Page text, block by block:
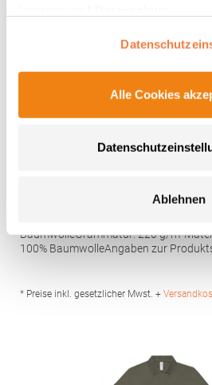
Alle Cookies
Ablehnen
Hochwertig verarbeitete Knopfleiste
BaumwolleGrammatur: 220 g/
100% BaumwolleAngaben zur
40472
* Preise inkl. gesetzlicher Mwst. +